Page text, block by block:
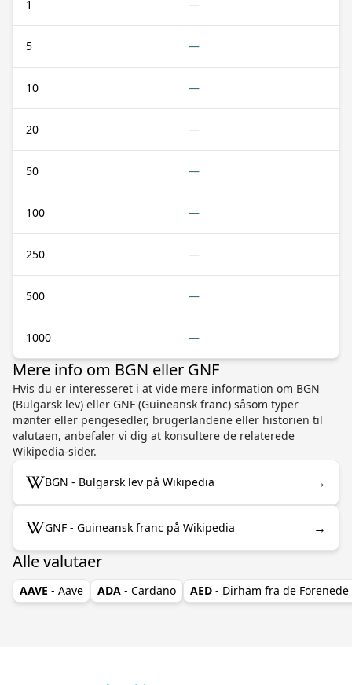
1 —
5 —
10 —
20 —
50 —
100 —
250 —
500 —
1000 —
Mere info om BGN eller GNF
Hvis du er interesseret i at vide mere information om BGN
(Bulgarsk lev) eller GNF (Guineansk franc) såsom typer
mønter eller pengesedler, brugerlandene eller historien til
valutaen, anbefaler vi dig at konsultere de relaterede
Wikipedia-sider.
BGN - Bulgarsk lev på Wikipedia →
GNF - Guineansk franc på Wikipedia →
Alle valutaer
AAVE - Aave ADA - Cardano AED - Dirham fra de